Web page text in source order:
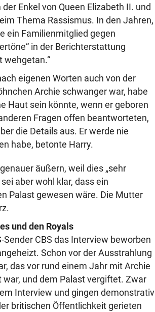
Enkel von Queen Elizabeth II. und
Thema Rassismus. In den Jahren,
ein Familienmitglied gegen
in der Berichterstattung
wehgetan.“
eigenen Worten auch von der
Archie schwanger war, habe
Haut sein könnte, wenn er geboren
Fragen offen beantworteten,
die Details aus. Er werde nie
habe, betonte Harry.
äußern, weil dies „sehr
aber wohl klar, dass ein
Palast gewesen wäre. Die Mutter
und den Royals
CBS das Interview beworben
Schon vor der Ausstrahlung
das vor rund einem Jahr mit Archie
und dem Palast vergiftet. Zwar
Interview und gingen demonstrativ
britischen Öffentlichkeit gerieten